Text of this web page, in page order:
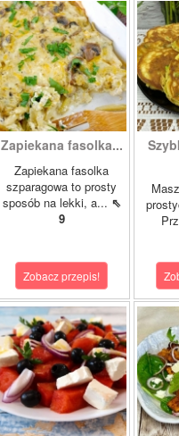
Zapiekana fasolka...
Zapiekana fasolka
szparagowa to prosty
sposób na lekki, a... ⇖
9
Zobacz przepis!